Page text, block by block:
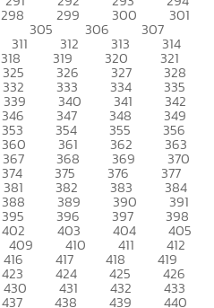
298 299 300 301
305 306 307
311 312 313 314
318 319 320 321
325 326 327 328
332 333 334 335
339 340 341 342
346 347 348 349
353 354 355 356
360 361 362 363
367 368 369 370
374 375 376 377
381 382 383 384
388 389 390 391
395 396 397 398
402 403 404 405
409 410 411 412
416 417 418 419
423 424 425 426
430 431 432 433
437 438 439 440